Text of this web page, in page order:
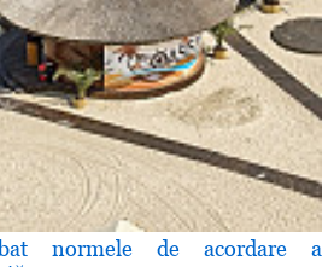
normele de acordare a